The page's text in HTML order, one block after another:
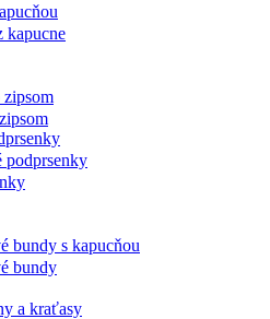
kapucne
zipsom
podprsenky
bundy s kapucňou
bundy
a kraťasy